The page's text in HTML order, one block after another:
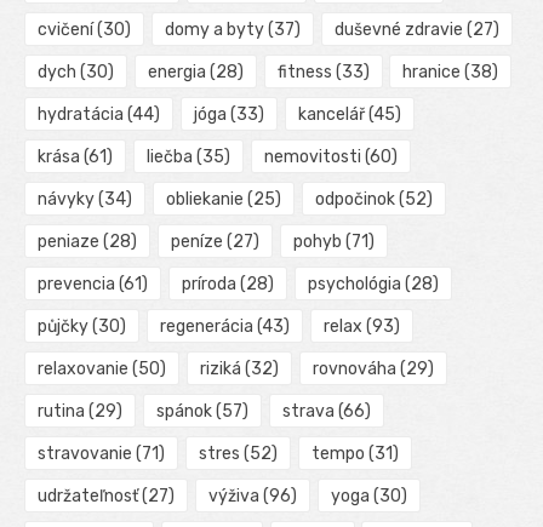
cvičení(30) domy a byty(37) duševné zdravie (27)
dych (30) energia (28) fitness (33) hranice (38)
hydratácia (44) jóga (33) kancelář(45)
krása (61) liečba (35) nemovitosti (60)
návyky(34) obliekanie (25) odpočinok(52)
peniaze (28) peníze (27) pohyb (71)
prevencia (61) príroda (28) psychológia (28)
půjčky(30) regenerácia (43) relax (93)
relaxovanie (50) riziká (32) rovnováha (29)
rutina (29) spánok(57) strava (66)
stravovanie (71) stres (52) tempo (31)
udržateľnosť(27) výživa (96) yoga (30)